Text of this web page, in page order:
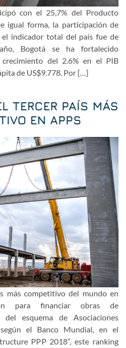
con el 25,7% del Producto
igual forma, la participación de
el indicador total del país fue de
Bogotá se ha fortalecido
del 2.6% en el PIB
de US$9.778. Por […]
TERCER PAÍS MÁS
EN APPS
más competitivo del mundo en
para financiar obras de
esquema de Asociaciones
según el Banco Mundial, en el
PPP 2018”, este ranking